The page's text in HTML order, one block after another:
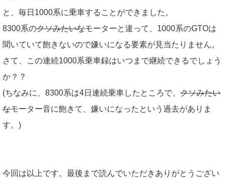
と、毎日1000系に乗車することができました。
8300系のクソみたいなモーターと違って、1000系のGTOは
聞いていて飽きないので嫌いになる要素が見当たりません。
さて、この連続1000系乗車録はいつまで継続できるでしょう
か？？
(ちなみに、8300系は4日連続乗車したところで、 クソみたい
なモーター音に飽きて、嫌いになったという過去がありま
す。)
今回は以上です。最後まで読んでいただきありがとうござい